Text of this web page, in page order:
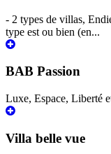
- 2 types de villas,
type est ou bien (en...
BAB Passion
Luxe, Espace, Liberté
Villa belle vue